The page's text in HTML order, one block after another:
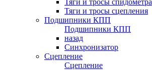
Тяги и тросы спидометра
Тяги и тросы сцепления
Подшипники КПП
Подшипники КПП
назад
Синхронизатор
Сцепление
Сцепление